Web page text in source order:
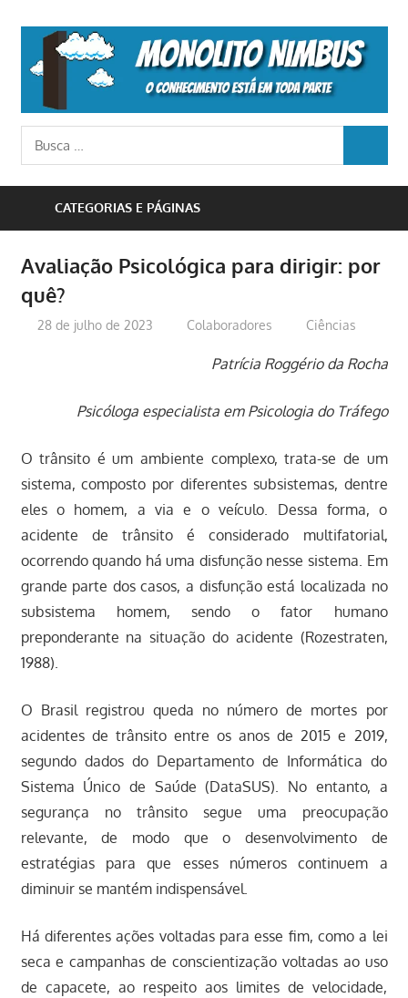
content
o
conhecimento
Busca
para:
CATEGORIAS E PÁGINAS
Avaliação Psicológica para dirigir: por
quê?
28 de julho de 2023 Colaboradores Ciências
Patrícia Roggério da Rocha
Psicóloga especialista em Psicologia do Tráfego
O trânsito é um ambiente complexo, trata-se de um
sistema, composto por diferentes subsistemas, dentre
eles o homem, a via e o veículo. Dessa forma, o
acidente de trânsito é considerado multifatorial,
ocorrendo quando há uma disfunção nesse sistema. Em
grande parte dos casos, a disfunção está localizada no
subsistema homem, sendo o fator humano
preponderante na situação do acidente (Rozestraten,
1988).
O Brasil registrou queda no número de mortes por
acidentes de trânsito entre os anos de 2015 e 2019,
segundo dados do Departamento de Informática do
Sistema Único de Saúde (DataSUS). No entanto, a
segurança no trânsito segue uma preocupação
relevante, de modo que o desenvolvimento de
estratégias para que esses números continuem a
diminuir se mantém indispensável.
Há diferentes ações voltadas para esse fim, como a lei
seca e campanhas de conscientização voltadas ao uso
de capacete, ao respeito aos limites de velocidade,